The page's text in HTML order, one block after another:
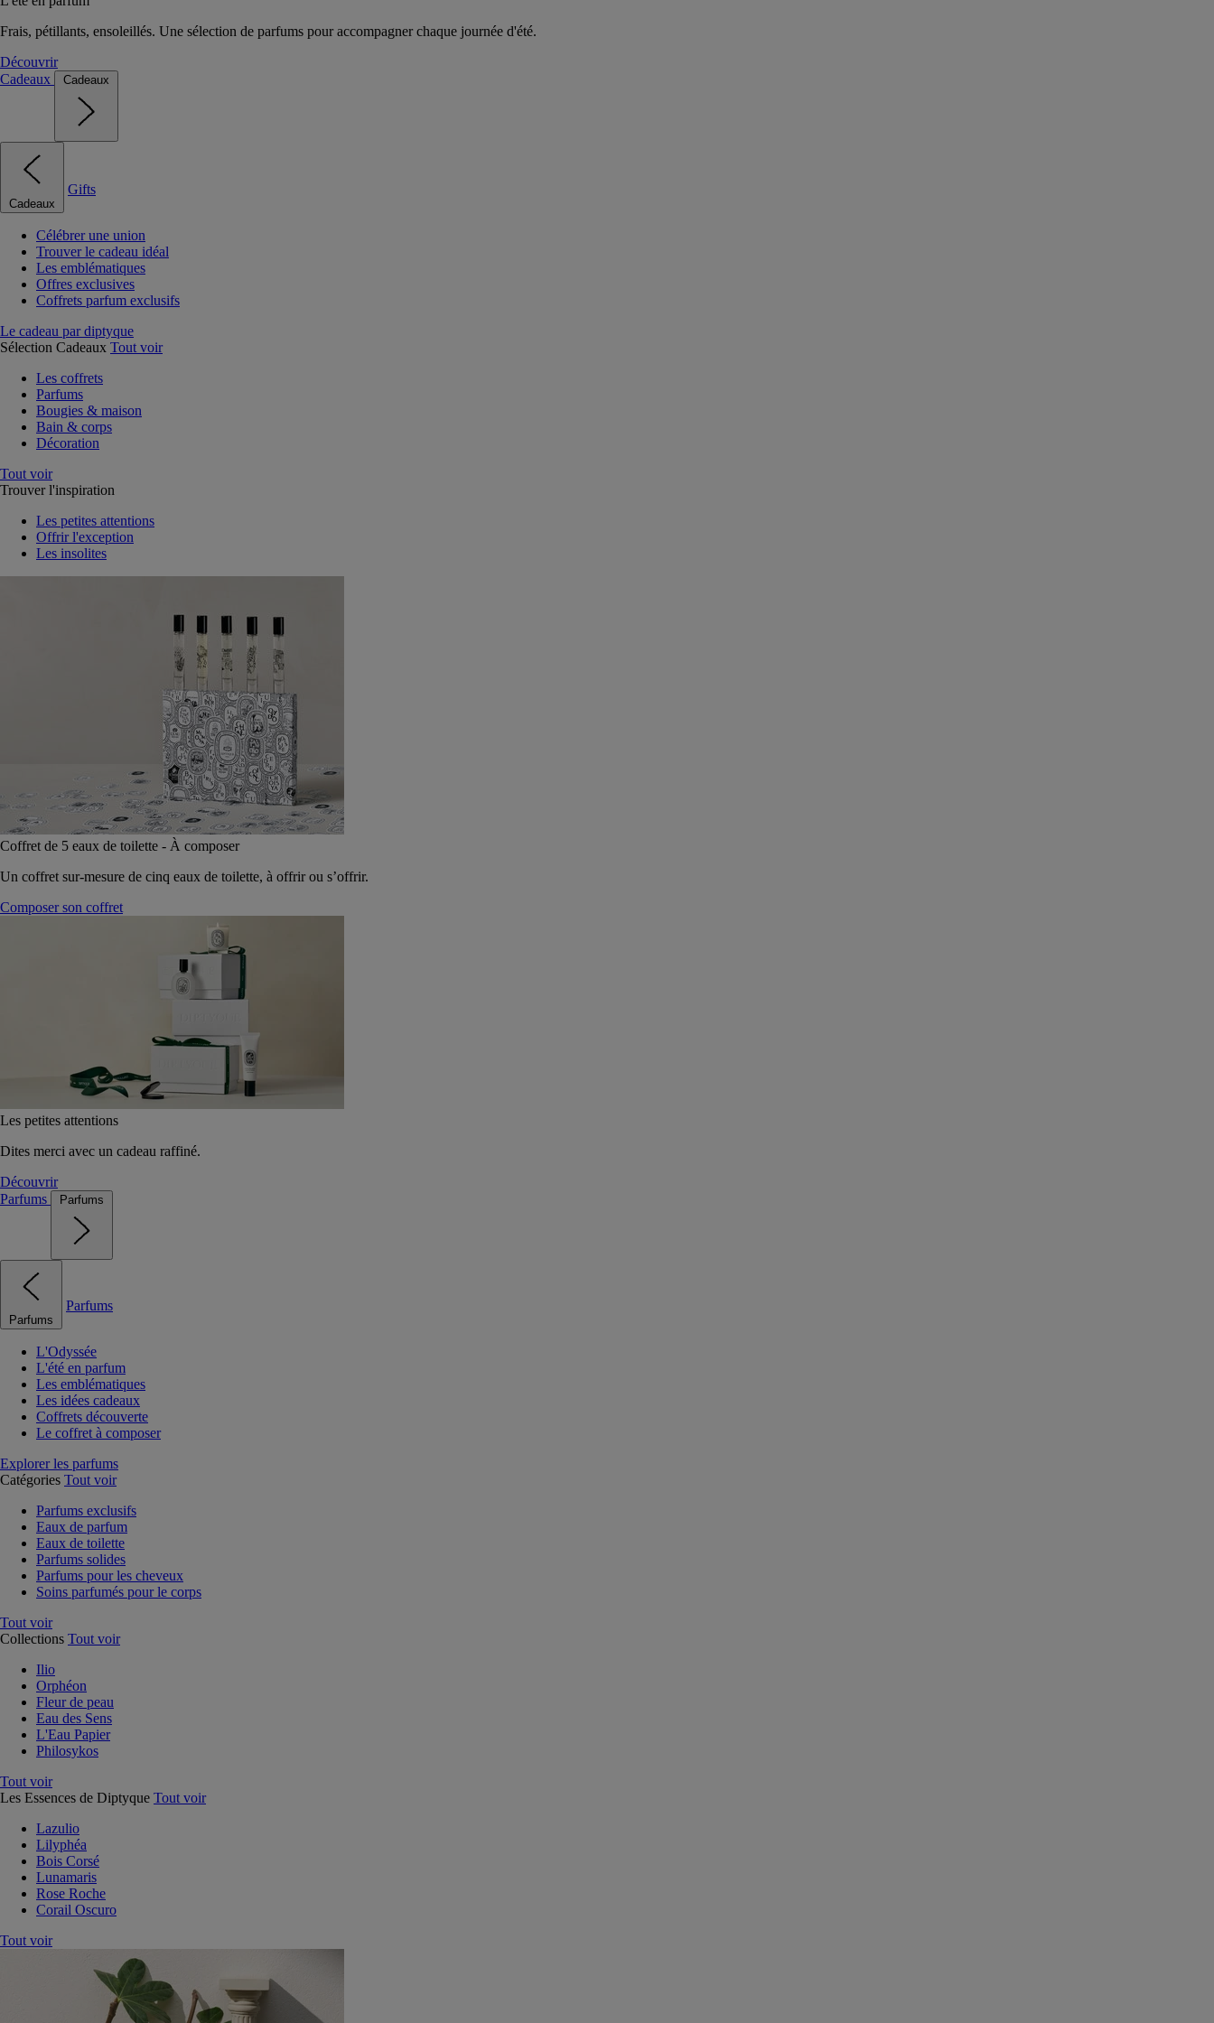
Frais, pétillants, ensoleillés. Une sélection de parfums pour accompagner chaque journée d'été.
Découvrir
Cadeaux
Cadeaux
Cadeaux
Gifts
Célébrer une union
Trouver le cadeau idéal
Les emblématiques
Offres exclusives
Coffrets parfum exclusifs
Le cadeau par diptyque
Sélection Cadeaux Tout voir
Les coffrets
Parfums
Bougies & maison
Bain & corps
Décoration
Tout voir
Trouver l'inspiration
Les petites attentions
Offrir l'exception
Les insolites
Coffret de 5 eaux de toilette - À composer
Un coffret sur-mesure de cinq eaux de toilette, à offrir ou s’offrir.
Composer son coffret
Les petites attentions
Dites merci avec un cadeau raffiné.
Découvrir
Parfums
Parfums
Parfums
Parfums
L'Odyssée
L'été en parfum
Les emblématiques
Les idées cadeaux
Coffrets découverte
Le coffret à composer
Explorer les parfums
Catégories Tout voir
Parfums exclusifs
Eaux de parfum
Eaux de toilette
Parfums solides
Parfums pour les cheveux
Soins parfumés pour le corps
Tout voir
Collections Tout voir
Ilio
Orphéon
Fleur de peau
Eau des Sens
L'Eau Papier
Philosykos
Tout voir
Les Essences de Diptyque Tout voir
Lazulio
Lilyphéa
Bois Corsé
Lunamaris
Rose Roche
Corail Oscuro
Tout voir